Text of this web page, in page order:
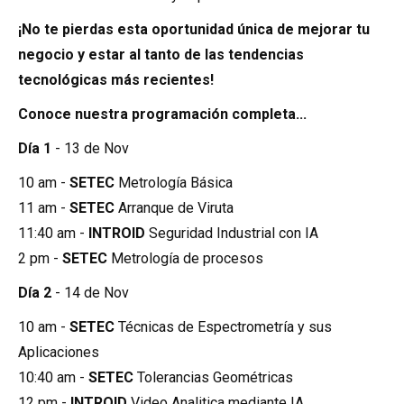
¡No te pierdas esta oportunidad única de mejorar tu
negocio y estar al tanto de las tendencias
tecnológicas más recientes!
Conoce nuestra programación completa...
Día 1 - 13 de Nov
10 am - SETEC Metrología Básica
11 am - SETEC Arranque de Viruta
11:40 am - INTROID Seguridad Industrial con IA
2 pm - SETEC Metrología de procesos
Día 2 - 14 de Nov
10 am - SETEC Técnicas de Espectrometría y sus
Aplicaciones
10:40 am - SETEC Tolerancias Geométricas